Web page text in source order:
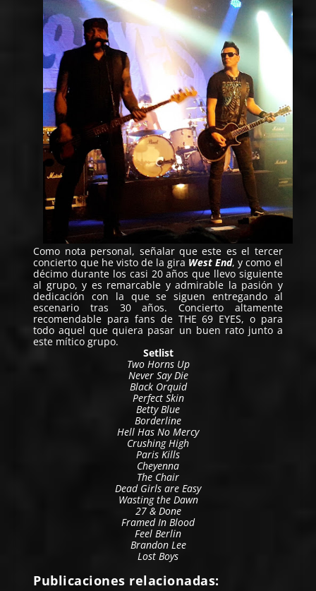
Como nota personal, señalar que este es el tercer
concierto que he visto de la gira West End, y como el
décimo durante los casi 20 años que llevo siguiente
al grupo, y es remarcable y admirable la pasión y
dedicación con la que se siguen entregando al
escenario tras 30 años. Concierto altamente
recomendable para fans de THE 69 EYES, o para
todo aquel que quiera pasar un buen rato junto a
este mítico grupo.
Setlist
Two Horns Up
Never Say Die
Black Orquid
Perfect Skin
Betty Blue
Borderline
Hell Has No Mercy
Crushing High
Paris Kills
Cheyenna
The Chair
Dead Girls are Easy
Wasting the Dawn
27 & Done
Framed In Blood
Feel Berlin
Brandon Lee
Lost Boys
Publicaciones relacionadas: